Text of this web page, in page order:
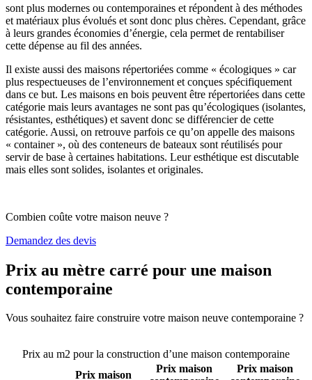
sont plus modernes ou contemporaines et répondent à des méthodes
et matériaux plus évolués et sont donc plus chères. Cependant, grâce
à leurs grandes économies d’énergie, cela permet de rentabiliser
cette dépense au fil des années.
Il existe aussi des maisons répertoriées comme « écologiques » car
plus respectueuses de l’environnement et conçues spécifiquement
dans ce but. Les maisons en bois peuvent être répertoriées dans cette
catégorie mais leurs avantages ne sont pas qu’écologiques (isolantes,
résistantes, esthétiques) et savent donc se différencier de cette
catégorie. Aussi, on retrouve parfois ce qu’on appelle des maisons
« container », où des conteneurs de bateaux sont réutilisés pour
servir de base à certaines habitations. Leur esthétique est discutable
mais elles sont solides, isolantes et originales.
Combien coûte votre maison neuve ?
Demandez des devis
Prix au mètre carré pour une maison
contemporaine
Vous souhaitez faire construire votre maison neuve contemporaine ?
Prix au m2 pour la construction d’une maison contemporaine
Prix maison
Prix maison
Prix maison